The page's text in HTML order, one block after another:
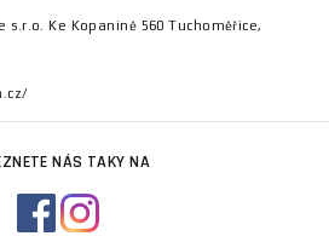
s.r.o. Ke Kopanině 560 Tuchoměřice,
NÁS TAKY NA